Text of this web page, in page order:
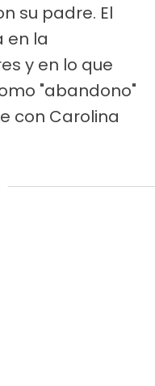
su padre. El
en la
y en lo que
"abandono"
con Carolina